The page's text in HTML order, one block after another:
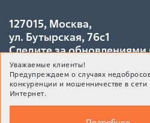
127015, Москва,
ул. Бутырская, 76с1
Следите за
Подписаться
Уважаемые клиенты!
Предупреждаем о случаях
конкуренции и мошенничестве в сети
Интернет.